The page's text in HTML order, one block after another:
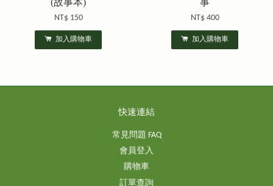
NT$ 150
加入購物車
NT$ 400
加入購物車
快速連結
常見問題 FAQ
會員登入
購物車
訂單查詢